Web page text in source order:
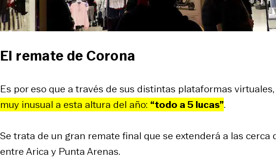
El remate de Corona
Es por eso que a través de sus distintas plataformas virtuales,
muy inusual a esta altura del año: “todo a 5 lucas”.
Se trata de un gran remate final que se extenderá a las
entre Arica y Punta Arenas.